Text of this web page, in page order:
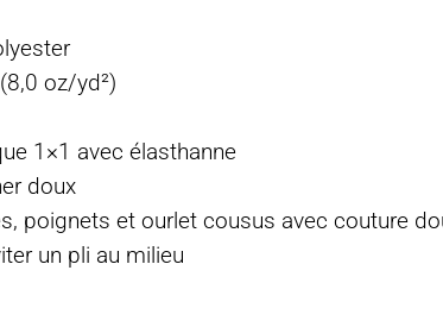
oz/yd²)
1×1 avec élasthanne
doux
poignets et ourlet cousus avec couture
un pli au milieu